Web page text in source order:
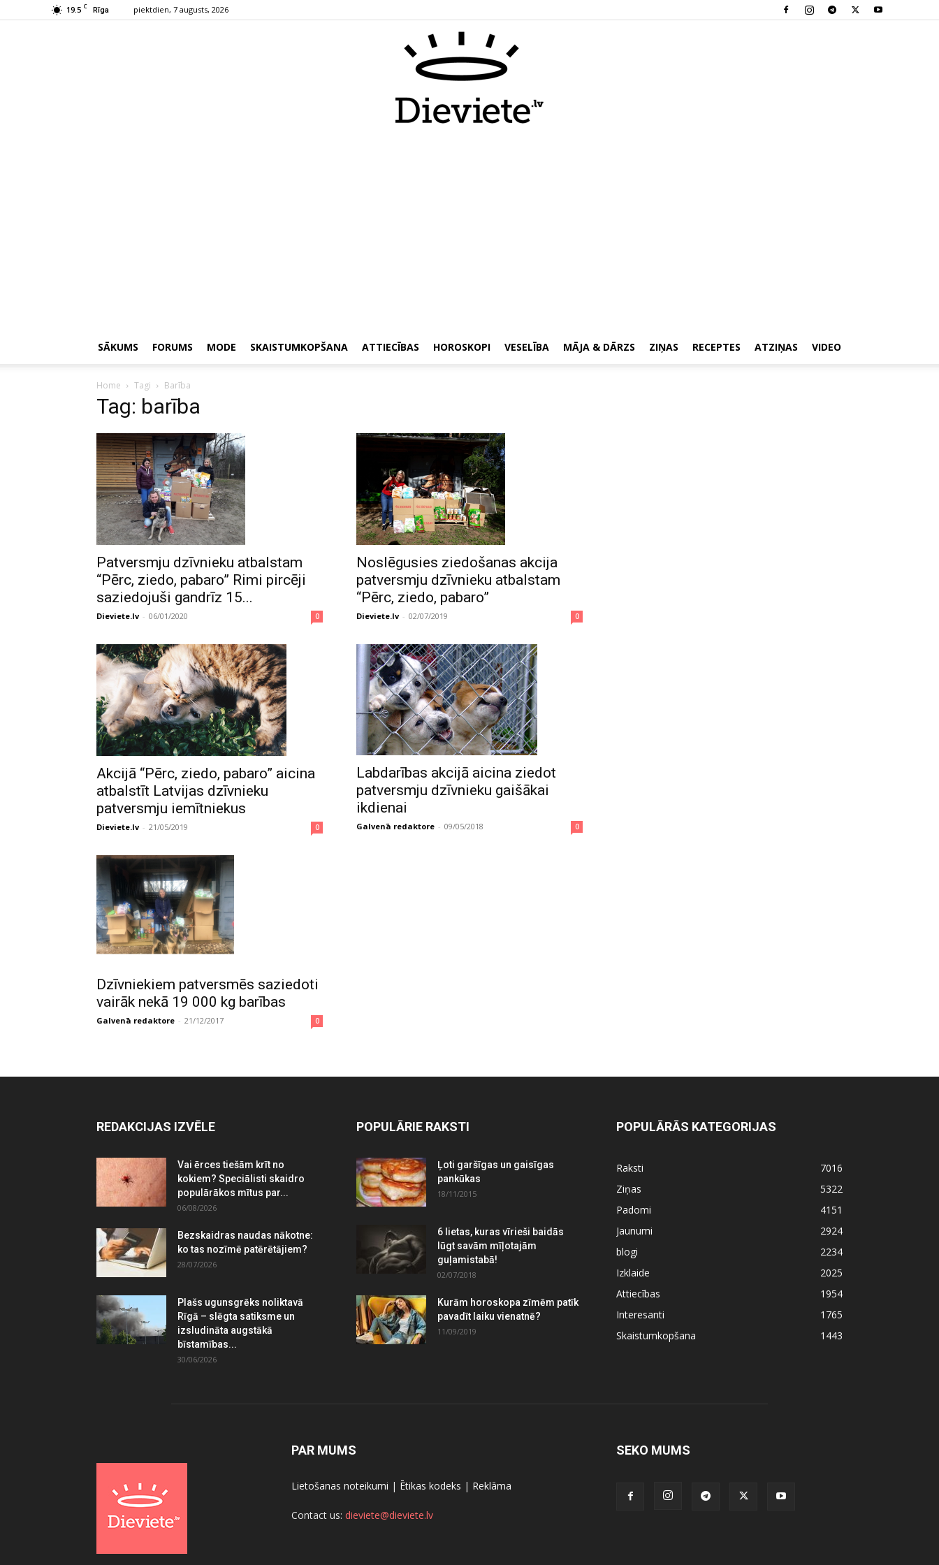
19.5 C Rīga piektdien, 7 augusts, 2026
SĀKUMS FORUMS MODE SKAISTUMKOPŠANA ATTIECĪBAS HOROSKOPI VESELĪBA MĀJA & DĀRZS ZIŅAS RECEPTES ATZIŅAS VIDEO
Home Tagi Barība
Tag: barība
Patversmju dzīvnieku atbalstam
“Pērc, ziedo, pabaro” Rimi pircēji
saziedojuši gandrīz 15...
Dieviete.lv - 06/01/2020 0
Noslēgusies ziedošanas akcija
patversmju dzīvnieku atbalstam
“Pērc, ziedo, pabaro”
Dieviete.lv - 02/07/2019 0
Akcijā “Pērc, ziedo, pabaro” aicina
atbalstīt Latvijas dzīvnieku
patversmju iemītniekus
Dieviete.lv - 21/05/2019 0
Labdarības akcijā aicina ziedot
patversmju dzīvnieku gaišākai
ikdienai
Galvenā redaktore - 09/05/2018 0
Dzīvniekiem patversmēs saziedoti
vairāk nekā 19 000 kg barības
Galvenā redaktore - 21/12/2017 0
REDAKCIJAS IZVĒLE
Vai ērces tiešām krīt no
kokiem? Speciālisti skaidro
populārākos mītus par...
06/08/2026
Bezskaidras naudas nākotne:
ko tas nozīmē patērētājiem?
28/07/2026
Plašs ugunsgrēks noliktavā
Rīgā – slēgta satiksme un
izsludināta augstākā
bīstamības...
30/06/2026
POPULĀRIE RAKSTI
Ļoti garšīgas un gaisīgas
pankūkas
18/11/2015
6 lietas, kuras vīrieši baidās
lūgt savām mīļotajām
guļamistabā!
02/07/2018
Kurām horoskopa zīmēm patīk
pavadīt laiku vienatnē?
11/09/2019
POPULĀRĀS KATEGORIJAS
Raksti
7016
Ziņas
5322
Padomi
4151
Jaunumi
2924
blogi
2234
Izklaide
2025
Attiecības
1954
Interesanti
1765
Skaistumkopšana
1443
PAR MUMS
Lietošanas noteikumi | Ētikas kodeks | Reklāma
Contact us: dieviete@dieviete.lv
SEKO MUMS